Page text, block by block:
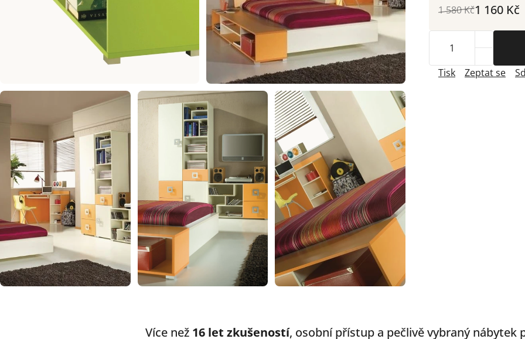
1 580 Kč1 160 Kč
Tisk Zeptat se
Více než 16 let zkušeností, osobní přístup a pečlivě vybraný nábytek